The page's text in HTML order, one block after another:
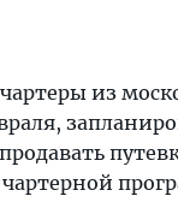
из
чартерной